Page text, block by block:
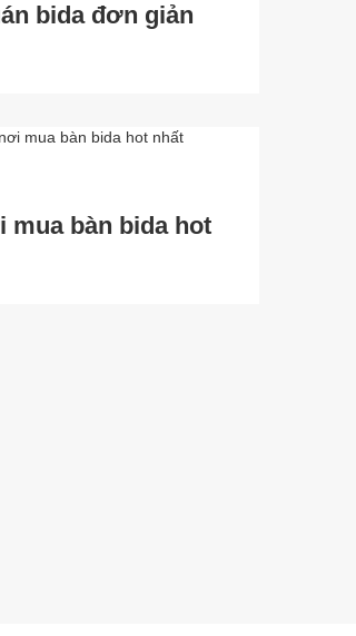
bida đơn giản
mua bàn bida hot